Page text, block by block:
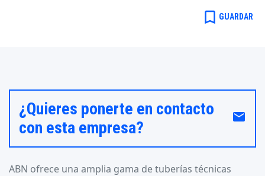
bookmark_border GUARDAR
¿Quieres ponerte en contacto
con esta empresa?
email
ABN ofrece una amplia gama de tuberías técnicas